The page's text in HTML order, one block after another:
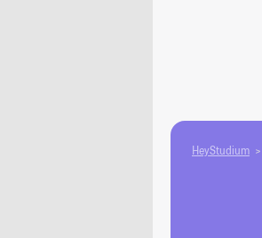
HeyStudium